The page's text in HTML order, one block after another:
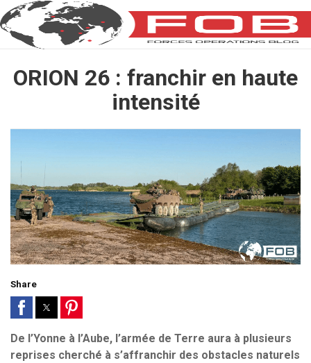
ORION 26 : franchir en haute
intensité
Share
De l’Yonne à l’Aube, l’armée de Terre aura à plusieurs
reprises cherché à s’affranchir des obstacles naturels